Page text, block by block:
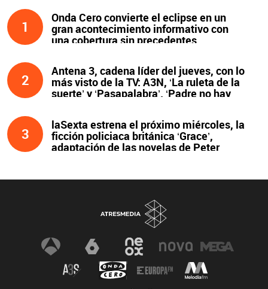
1
Onda Cero convierte el eclipse en un
gran acontecimiento informativo con
una cobertura sin precedentes
2
Antena 3, cadena líder del jueves, con lo
más visto de la TV: A3N, ‘La ruleta de la
suerte’ y ‘Pasapalabra’. ‘Padre no hay
3
laSexta estrena el próximo miércoles, la
ficción policiaca británica ‘Grace’,
adaptación de las novelas de Peter